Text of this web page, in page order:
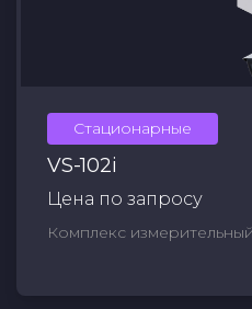
Стационарные
VS-102i
Цена по запросу
Комплекс